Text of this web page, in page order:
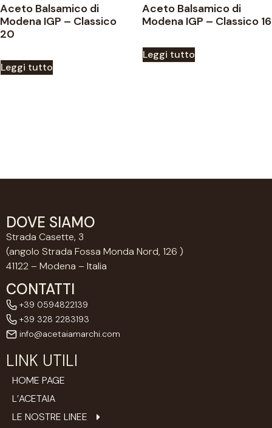
Aceto Balsamico di
Modena IGP – Classico
20
Leggi tutto
Aceto Balsamico di
Modena IGP – Classico 16
Leggi tutto
DOVE SIAMO
Strada Casette, 3
(angolo Strada Fossa Monda Nord, 126 )
41122 – Modena – Italia
CONTATTI
+39 0594822139
+39 328 2283193
info@acetaiamarchi.com
LINK UTILI
HOME PAGE
L’ACETAIA
LE NOSTRE LINEE